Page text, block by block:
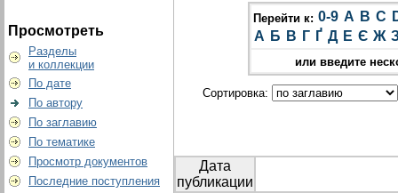
Просмотреть
Разделы
и коллекции
По дате
По автору
По заглавию
По тематике
Просмотр документов
Последние поступления
Перейти к: 0-9 A B C
А Б В Г Ґ Д Е Є Ж
или введите
Сортировка:
Дата
публикации